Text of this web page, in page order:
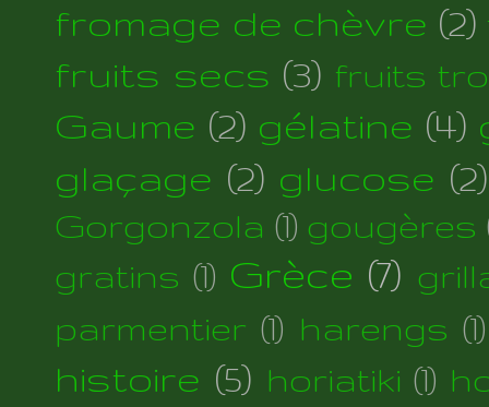
fromage de chèvre (2)
fruits secs (3) fruits
Gaume (2) gélatine (4)
glaçage (2) glucose (2)
Gorgonzola (1) gougères
gratins (1) Grèce (7)
parmentier (1) harengs (1)
histoire (5) horiatiki (1)